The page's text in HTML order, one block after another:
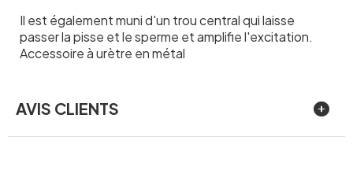
Il est également muni d'un trou central qui laisse
passer la pisse et le sperme et amplifie l'excitation.
Accessoire à urètre en métal
AVIS CLIENTS